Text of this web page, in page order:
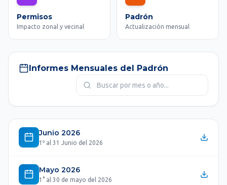
Permisos
Impacto zonal y vecinal
Padrón
Actualización mensual
Informes Mensuales del Padrón
Junio 2026
1º al 31 Junio del 2026
Mayo 2026
1° al 30 de mayo del 2026